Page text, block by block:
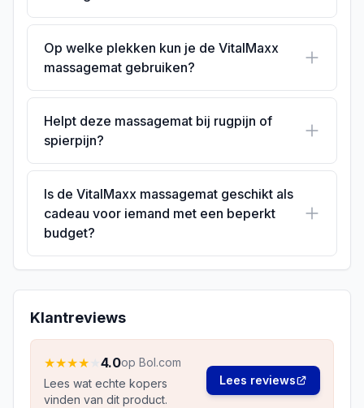
Op welke plekken kun je de VitalMaxx
massagemat gebruiken?
Helpt deze massagemat bij rugpijn of
spierpijn?
Is de VitalMaxx massagemat geschikt als
cadeau voor iemand met een beperkt
budget?
Klantreviews
★★★★ 4.0op Bol.com
Lees wat echte kopers
vinden van dit product.
Lees reviews